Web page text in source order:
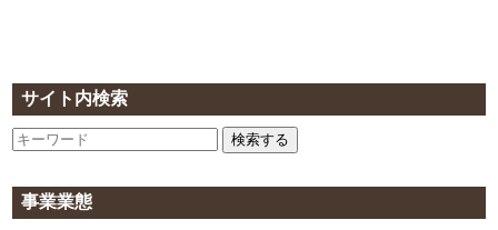
サイト内検索
検索する
事業業態